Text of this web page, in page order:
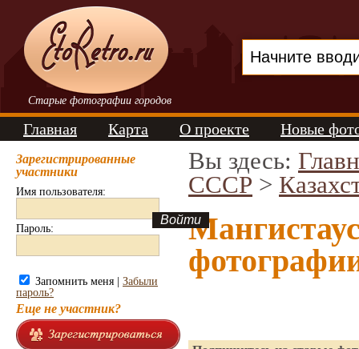
Старые фотографии городов
Главная Карта О проекте Новые
Зарегистрированные
участники
Имя пользователя:
Пароль:
Запомнить меня | Забыли
пароль?
Еще не участник?
Вы здесь:
СССР >